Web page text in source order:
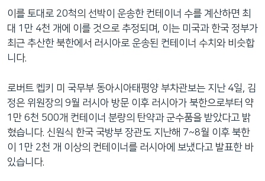
이를 토대로 20척의 선박이 운송한 컨테이너 수를 계산하면 최
대 1만 4천 개에 이를 것으로 추정되며, 이는 미국과 한국 정부가
최근 추산한 북한에서 러시아로 운송된 컨테이너 수치와 비슷합
니다.
로버트 켑키 미 국무부 동아시아태평양 부차관보는 지난 4일, 김
정은 위원장의 9월 러시아 방문 이후 러시아가 북한으로부터 약
1만 6천 500개 컨테이너 분량의 탄약과 군수품을 받았다고 밝
혔습니다. 신원식 한국 국방부 장관도 지난해 7~8월 이후 북한
이 1만 2천 개 이상의 컨테이너를 러시아에 보냈다고 발표한 바
있습니다.